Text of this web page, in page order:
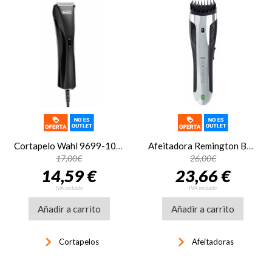
Cortapelo Wahl 9699-1016 + kit accesorios, con cable, negro
17,00€
14,59 €
IVA incluido
Añadir a carrito
keyboard_arrow_right Cortapelos
Afeitadora Remington BHT2000A corporal BODYGUARD
26,00€
23,66 €
IVA incluido
Añadir a carrito
keyboard_arrow_right Afeitadoras